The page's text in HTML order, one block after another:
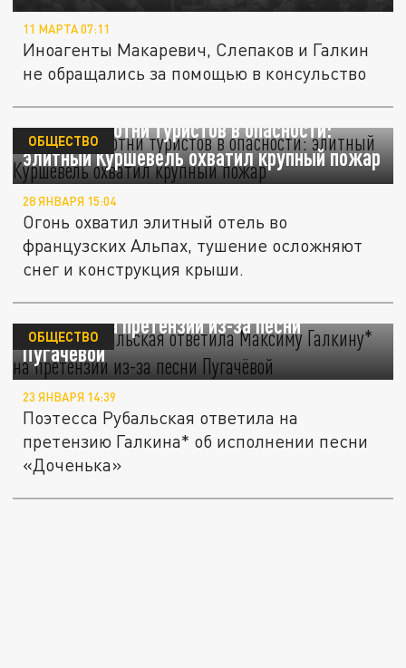
11 МАРТА 07:11
Иноагенты Макаревич, Слепаков и Галкин
не обращались за помощью в консульство
Галкин* и сотни туристов в опасности:
элитный Куршевель охватил крупный пожар
ОБЩЕСТВО
28 ЯНВАРЯ 15:04
Огонь охватил элитный отель во
французских Альпах, тушение осложняют
снег и конструкция крыши.
Лариса Рубальская ответила Максиму
Галкину* на претензии из-за песни
Пугачёвой
ОБЩЕСТВО
23 ЯНВАРЯ 14:39
Поэтесса Рубальская ответила на
претензию Галкина* об исполнении песни
«Доченька»